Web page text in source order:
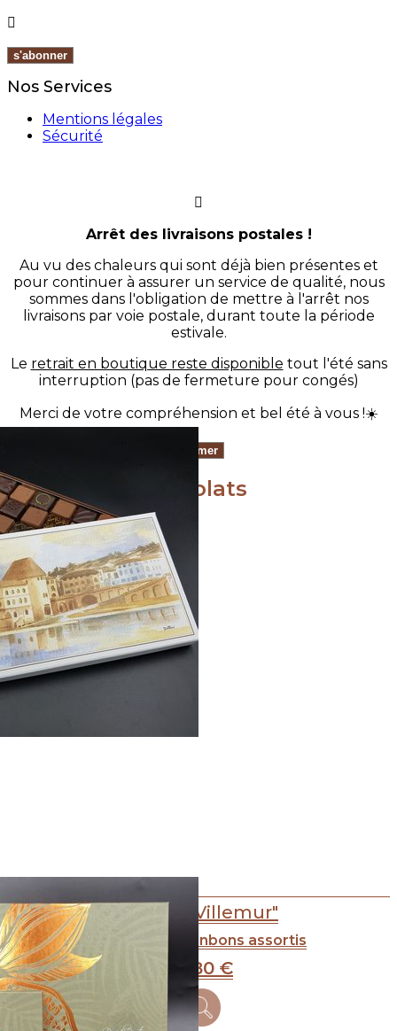

Nos Services
Mentions légales
Sécurité
Arrêt des livraisons postales !
Au vu des chaleurs qui sont déjà bien présentes et
pour continuer à assurer un service de qualité, nous
sommes dans l'obligation de mettre à l'arrêt nos
livraisons par voie postale, durant toute la période
estivale.
Le retrait en boutique reste disponible tout l'été sans
interruption (pas de fermeture pour congés)
Merci de votre compréhension et bel été à vous !☀️
Coffrets de chocolats
Trier par
Coffret "Villemur"
Boîte de 45 bonbons assortis
.80 €